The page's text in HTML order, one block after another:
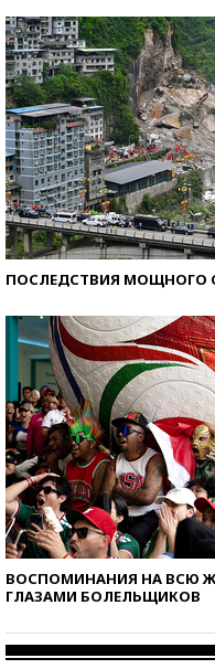
ПОСЛЕДСТВИЯ МОЩНОГО
ВОСПОМИНАНИЯ НА ВСЮ
ГЛАЗАМИ БОЛЕЛЬЩИКОВ